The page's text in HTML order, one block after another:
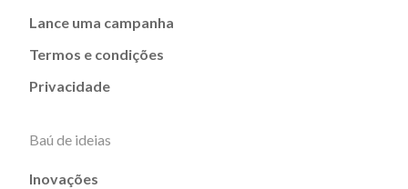
Lance uma campanha
Termos e condições
Privacidade
Baú de ideias
Inovações